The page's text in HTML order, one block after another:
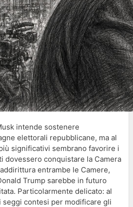
intende sostenere
elettorali repubblicane, ma al
significativi sembrano favorire i
dovessero conquistare la Camera
entrambe le Camere,
Trump sarebbe in futuro
Particolarmente delicato: al
seggi contesi per modificare gli